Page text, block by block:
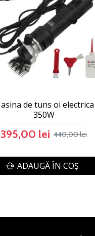
de tuns oi electrica
350W
395,00 lei 440,00 lei
ADAUGĂ ÎN COŞ